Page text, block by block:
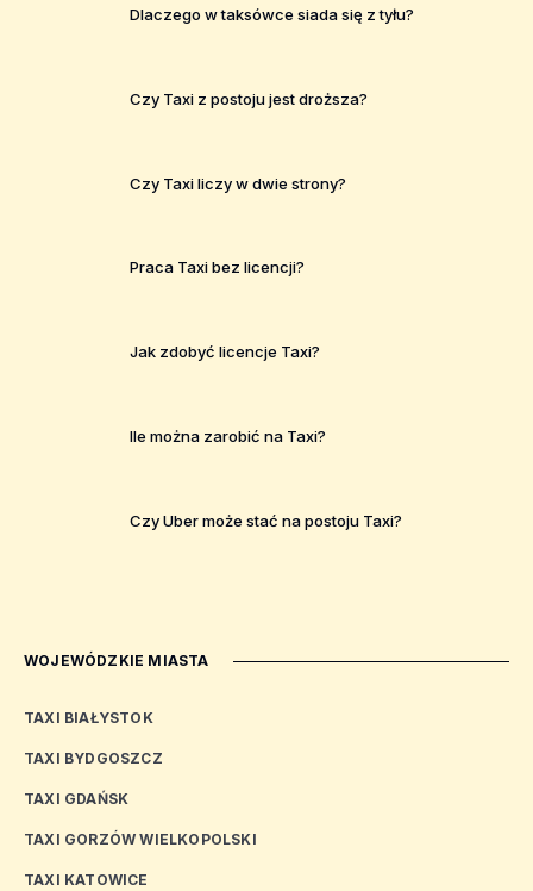
Dlaczego w taksówce siada się z tyłu?
Czy Taxi z postoju jest droższa?
Czy Taxi liczy w dwie strony?
Praca Taxi bez licencji?
Jak zdobyć licencje Taxi?
Ile można zarobić na Taxi?
Czy Uber może stać na postoju Taxi?
WOJEWÓDZKIE MIASTA
TAXI BIAŁYSTOK
TAXI BYDGOSZCZ
TAXI GDAŃSK
TAXI GORZÓW WIELKOPOLSKI
TAXI KATOWICE